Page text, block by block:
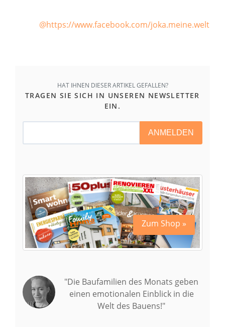
@https://www.facebook.com/joka.meine.welt
HAT IHNEN DIESER ARTIKEL GEFALLEN?
TRAGEN SIE SICH IN UNSEREN NEWSLETTER
EIN.
ANMELDEN
Zum Shop »
"Die Baufamilien des Monats geben
einen emotionalen Einblick in die
Welt des Bauens!"